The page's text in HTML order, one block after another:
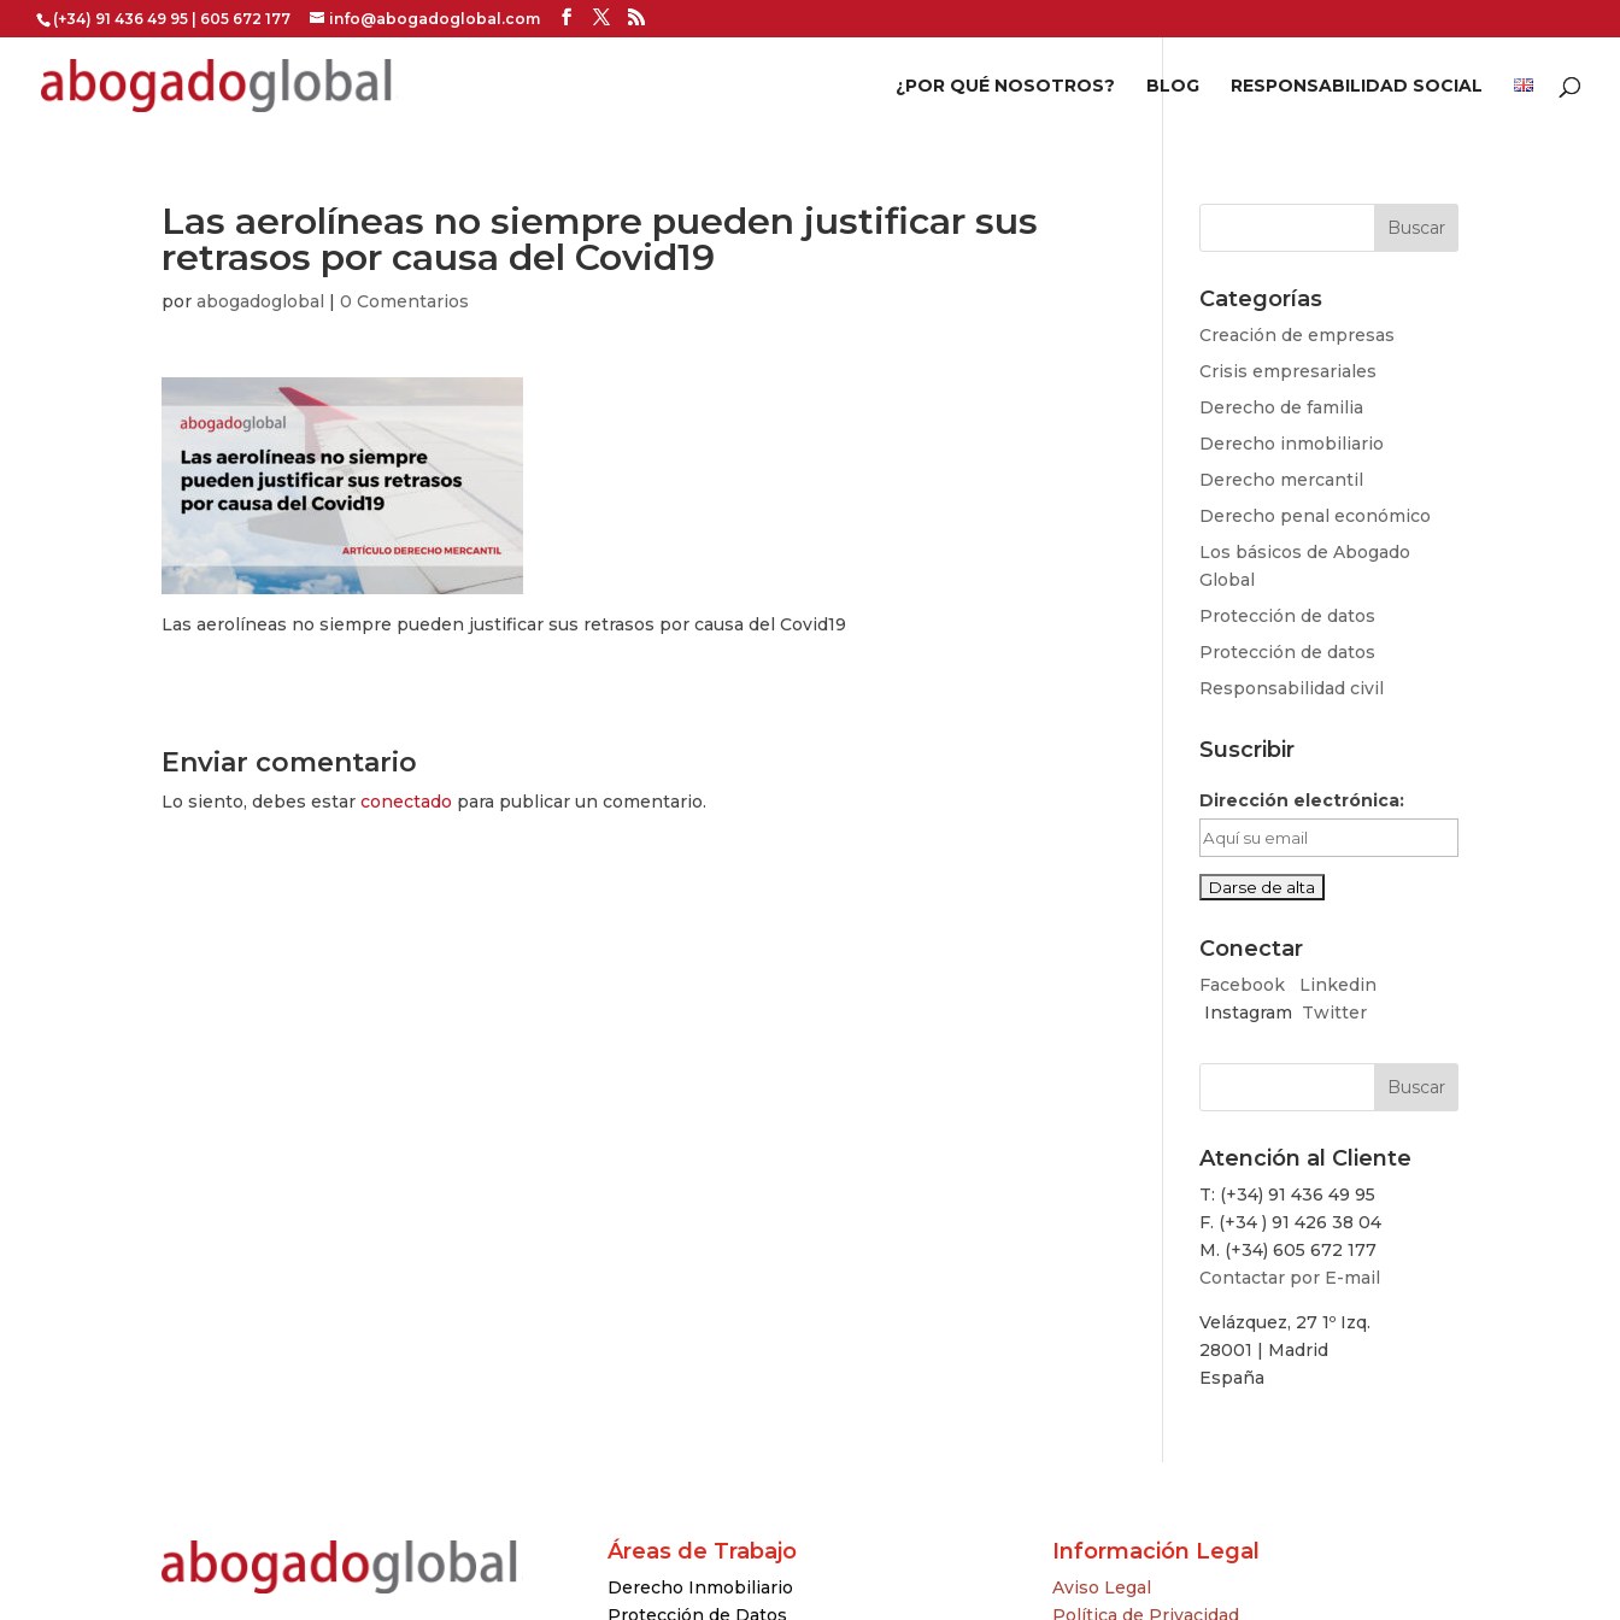
(+34) 91 436 49 95 | 605 672 177 info@abogadoglobal.com
¿POR QUÉ NOSOTROS? BLOG RESPONSABILIDAD SOCIAL
Las aerolíneas no siempre pueden justificar sus
retrasos por causa del Covid19
porabogadoglobal |0 Comentarios
Las aerolíneas no siempre pueden justificar sus retrasos por causa del Covid19
Enviar comentario
Lo siento, debes estarconectado para publicar un comentario.
Categorías
Creación de empresas
Crisis empresariales
Derecho de familia
Derecho inmobiliario
Derecho mercantil
Derecho penal económico
Los básicos de Abogado
Global
Protección de datos
Protección de datos
Responsabilidad civil
Suscribir
Dirección electrónica:
Conectar
Facebook
Linkedin
Instagram Twitter
Atención al Cliente
T: (+34) 91 436 49 95
F. (+34 ) 91 426 38 04
M. (+34) 605 672 177
Contactar por E-mail
Velázquez, 27 1º Izq.
28001 | Madrid
España
Áreas de Trabajo
Derecho Inmobiliario
Protección de Datos
Información Legal
Aviso Legal
Política de Privacidad